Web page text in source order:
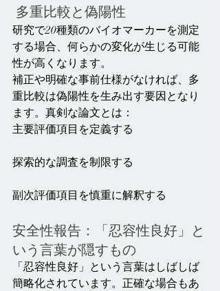
多重比較と偽陽性
研究で20種類のバイオマーカーを測定
する場合、何らかの変化が生じる可能
性が高くなります。
補正や明確な事前仕様がなければ、多
重比較は偽陽性を生み出す要因となり
ます。真剣な論文とは：
主要評価項目を定義する
探索的な調査を制限する
副次評価項目を慎重に解釈する
安全性報告：「忍容性良好」と
いう言葉が隠すもの
「忍容性良好」という言葉はしばしば
簡略化されています。正確な場合もあ